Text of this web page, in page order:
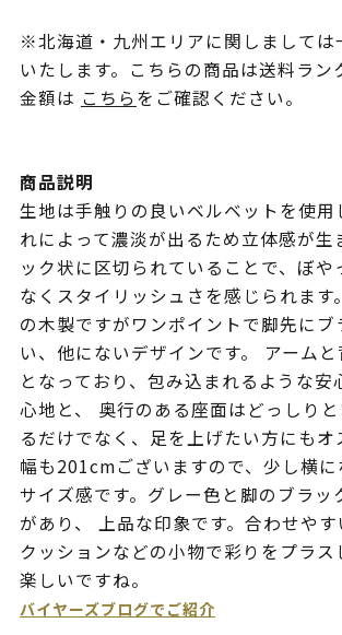
※北海道・九州エリアに関しましては
いたします。こちらの商品は送料ラン
金額は こちらをご確認ください。
商品説明
生地は手触りの良いベルベットを使用
れによって濃淡が出るため立体感が生
ック状に区切られていることで、ぼや
なくスタイリッシュさを感じられます
の木製ですがワンポイントで脚先にブ
い、他にないデザインです。 アーム
となっており、包み込まれるような安
心地と、 奥行のある座面はどっしり
るだけでなく、足を上げたい方にもオ
幅も201cmございますので、少し横に
サイズ感です。グレー色と脚のブラッ
があり、 上品な印象です。合わせやす
クッションなどの小物で彩りをプラス
楽しいですね。
バイヤーズブログでご紹介